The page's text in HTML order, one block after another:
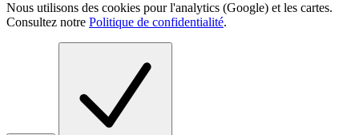
Nous utilisons des cookies pour l'analytics (Google) et les cartes.
Consultez notre Politique de confidentialité.